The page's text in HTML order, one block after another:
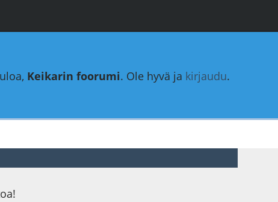
Keikarin foorumi. Ole hyvä ja kirjaudu.